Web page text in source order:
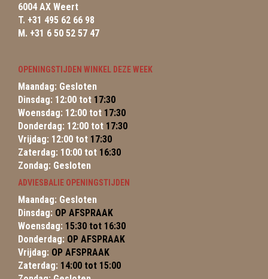
6004 AX Weert
T. +31 495 62 66 98
M. +31 6 50 52 57 47
OPENINGSTIJDEN WINKEL DEZE WEEK
Maandag: Gesloten
Dinsdag: 12:00 tot 17:30
Woensdag: 12:00 tot 17:30
Donderdag: 12:00 tot 17:30
Vrijdag: 12:00 tot 17:30
Zaterdag: 10:00 tot 16:30
Zondag: Gesloten
ADVIESBALIE OPENINGSTIJDEN
Maandag: Gesloten
Dinsdag: OP AFSPRAAK
Woensdag: 15:30 tot 16:30
Donderdag: OP AFSPRAAK
Vrijdag: OP AFSPRAAK
Zaterdag: 14:00 tot 15:00